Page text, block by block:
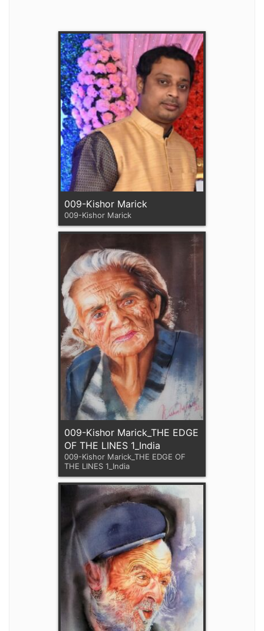
009-Kishor Marick
009-Kishor Marick
009-Kishor Marick_THE EDGE
OF THE LINES 1_India
009-Kishor Marick_THE EDGE OF
THE LINES 1_India